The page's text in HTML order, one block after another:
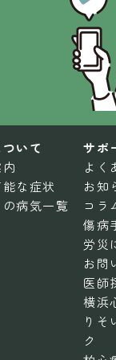
いて
な症状
病気一覧
サポ
よく
お知
コラ
傷病
労災
お問
医師
横浜
りそ
ク